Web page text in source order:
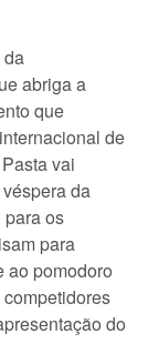
da
abriga a
que
de
vai
da
os
para
ao pomodoro
do